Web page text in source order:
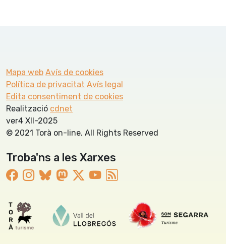
Mapa web Avís de cookies
Política de privacitat Avís legal
Edita consentiment de cookies
Realització cdnet
ver4 XII-2025
© 2021 Torà on-line. All Rights Reserved
Troba'ns a les Xarxes